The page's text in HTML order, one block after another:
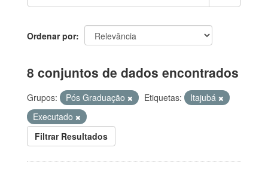
Ordenar por
8 conjuntos de dados encontrados
Grupos: Pós Graduação Etiquetas:
Itajubá
Executado
Filtrar Resultados